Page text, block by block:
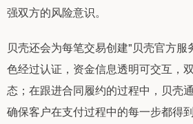
强双方的风险意识。
贝壳还会为每笔交易创建"贝壳官方服
色经过认证，资金信息透明可交互，
态；在跟进合同履约的过程中，贝壳
确保客户在支付过程中的每一步都得